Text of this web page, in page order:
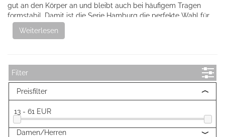
gut an den Körper an und bleibt auch bei häufigem Tragen
formstabil. Damit ist die Serie Hamburg die perfekte Wahl für
alle, die Baumwolle in elastischer, komfortabler Form
bevorzugen.
Business
Die Serie Hamburg ist für Damen und Herren in vielen
Slips und boxer briefs bis hin zu Leggings, Schlafanzügen oder
langen Unterhosen. Damit ist Hamburg die vielseitigste
Stoffserie im ALBERT KREUZ Sortiment.
Weiterlesen
Filter
Preisfilter
13 - 61 EUR
Armform
Damen/Herren